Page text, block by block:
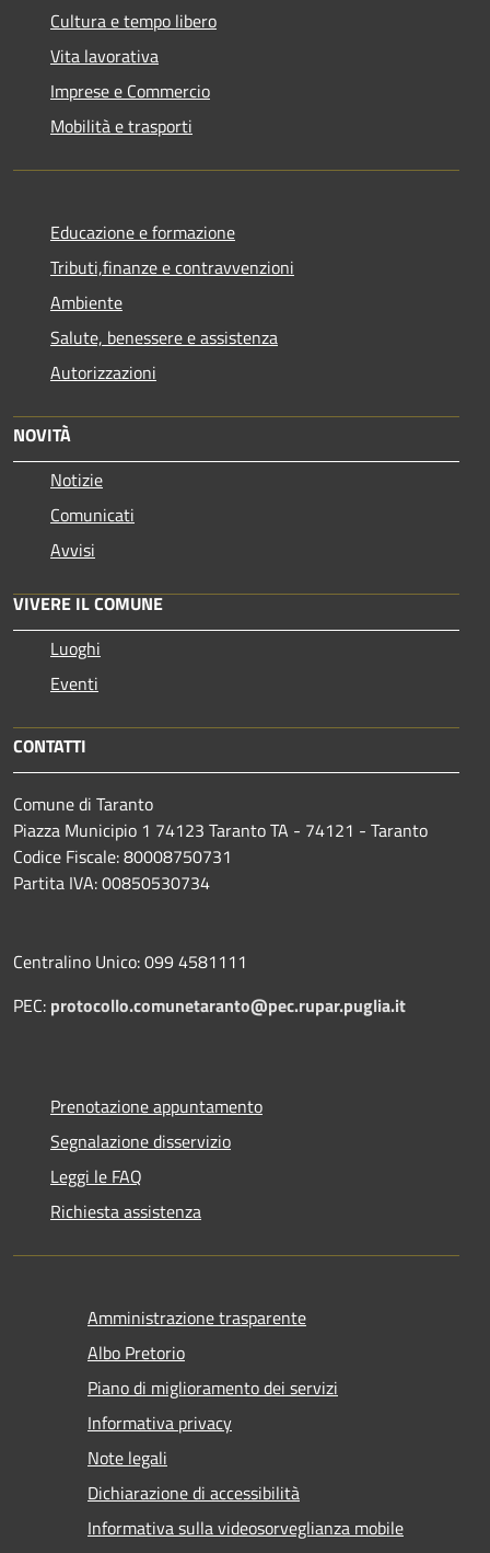
Cultura e tempo libero
Vita lavorativa
Imprese e Commercio
Mobilità e trasporti
Educazione e formazione
Tributi,finanze e contravvenzioni
Ambiente
Salute, benessere e assistenza
Autorizzazioni
NOVITÀ
Notizie
Comunicati
Avvisi
VIVERE IL COMUNE
Luoghi
Eventi
CONTATTI
Comune di Taranto
Piazza Municipio 1 74123 Taranto TA - 74121 - Taranto
Codice Fiscale: 80008750731
Partita IVA: 00850530734
Centralino Unico: 099 4581111
PEC: protocollo.comunetaranto@pec.rupar.puglia.it
Prenotazione appuntamento
Segnalazione disservizio
Leggi le FAQ
Richiesta assistenza
Amministrazione trasparente
Albo Pretorio
Piano di miglioramento dei servizi
Informativa privacy
Note legali
Dichiarazione di accessibilità
Informativa sulla videosorveglianza mobile